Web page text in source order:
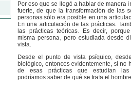
Por eso que se llegó a hablar de manera
fuerte, de que la transformación de las
personas sólo era posible en una
En una articulación de las prácticas.
las prácticas teóricas. Es decir,
misma persona, pero estudiada desde
vista.
Desde el punto de vista psíquico,
biológico, entonces evidentemente, si no
de esas prácticas que estudian las
podríamos saber de qué se trata el